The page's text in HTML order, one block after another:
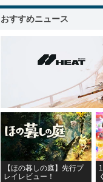
おすすめニュース
【ほの暮しの庭】先行プ
レイレビュー！